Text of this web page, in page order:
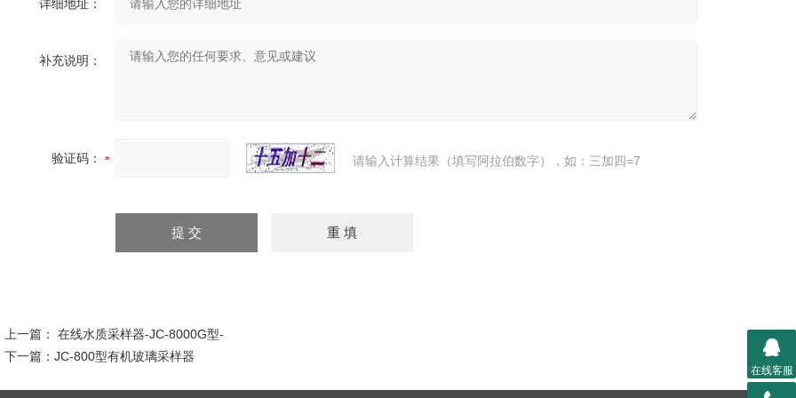
详细地址：
补充说明：
验证码： 请输入计算结果（填写阿拉伯数字），如：三加四=7
上一篇： 在线水质采样器-JC-8000G型-
下一篇： JC-800型有机玻璃采样器
在线客服